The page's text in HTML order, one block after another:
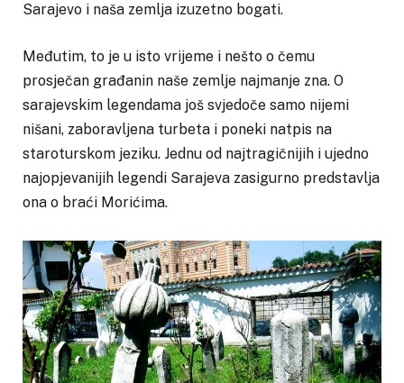
Sarajevo i naša zemlja izuzetno bogati.
Međutim, to je u isto vrijeme i nešto o čemu
prosječan građanin naše zemlje najmanje zna. O
sarajevskim legendama još svjedoče samo nijemi
nišani, zaboravljena turbeta i poneki natpis na
staroturskom jeziku. Jednu od najtragičnijih i ujedno
najopjevanijih legendi Sarajeva zasigurno predstavlja
ona o braći Morićima.